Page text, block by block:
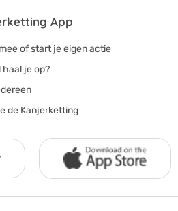
App
of start je eigen actie
je op?
de Kanjerketting